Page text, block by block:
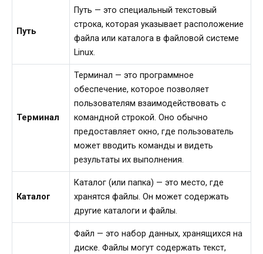
Путь
Путь — это специальный текстовый
строка, которая указывает расположение
файла или каталога в файловой системе
Linux.
Терминал
Терминал — это программное
обеспечение, которое позволяет
пользователям взаимодействовать с
командной строкой. Оно обычно
предоставляет окно, где пользователь
может вводить команды и видеть
результаты их выполнения.
Каталог
Каталог (или папка) — это место, где
хранятся файлы. Он может содержать
другие каталоги и файлы.
Файл — это набор данных, хранящихся на
диске. Файлы могут содержать текст,